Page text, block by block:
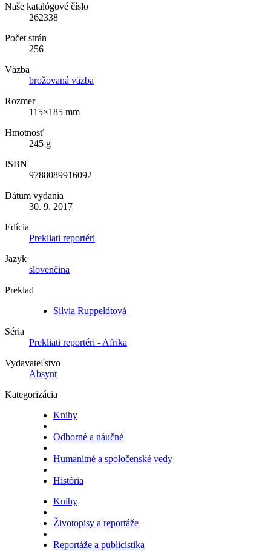
Naše katalógové číslo
262338
Počet strán
256
Väzba
brožovaná väzba
Rozmer
115×185 mm
Hmotnosť
245 g
ISBN
9788089916092
Dátum vydania
30. 9. 2017
Edícia
Prekliati reportéri
Jazyk
slovenčina
Preklad
Silvia Ruppeldtová
Séria
Prekliati reportéri - Afrika
Vydavateľstvo
Absynt
Kategorizácia
Knihy
Odborné a náučné
Humanitné a spoločenské vedy
História
Knihy
Životopisy a reportáže
Reportáže a publicistika